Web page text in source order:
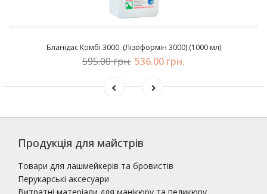
Бланідас Комбі 3000. (Лізоформін 3000) (1000 мл)
595.00 грн. 536.00 грн.
Продукція для майстрів
Товари для лашмейкерів та бровистів
Перукарські аксесуари